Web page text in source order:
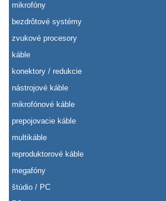
mikrofóny
bezdrôtové systémy
zvukové procesory
káble
konektory / redukcie
nástrojové káble
mikrofónové káble
prepojovacie káble
multikáble
reproduktorové káble
megafóny
štúdio / PC